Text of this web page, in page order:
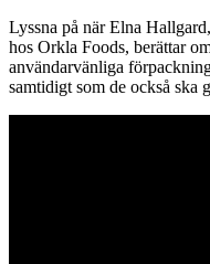
Lyssna på när Elna
hos Orkla Foods, berättar
användarvänliga
samtidigt som de också ska